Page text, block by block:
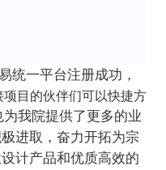
一平台注册成功，
目的伙伴们可以快捷方
为我院提供了更多的业
进取，奋力开拓为宗
计产品和优质高效的